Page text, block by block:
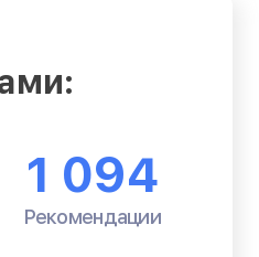
1 094
Рекомендации